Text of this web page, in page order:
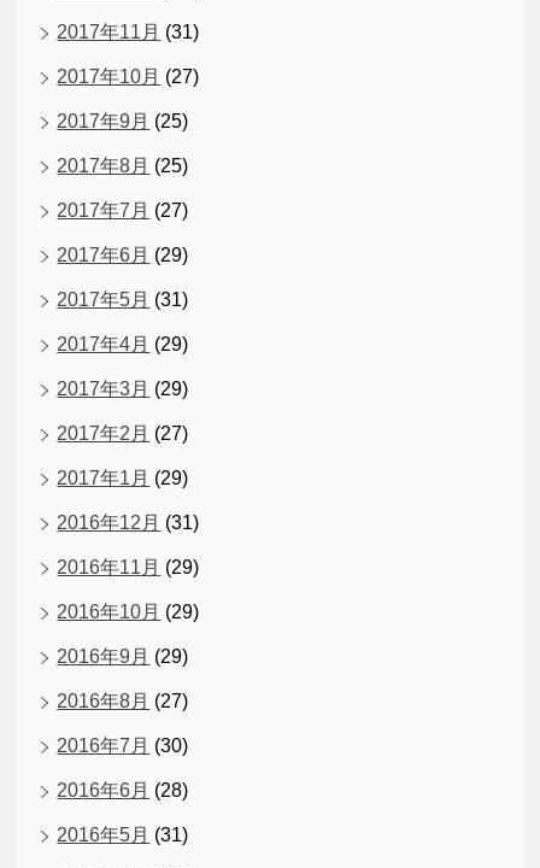
2017年11月 (31)
2017年10月 (27)
2017年9月 (25)
2017年8月 (25)
2017年7月 (27)
2017年6月 (29)
2017年5月 (31)
2017年4月 (29)
2017年3月 (29)
2017年2月 (27)
2017年1月 (29)
2016年12月 (31)
2016年11月 (29)
2016年10月 (29)
2016年9月 (29)
2016年8月 (27)
2016年7月 (30)
2016年6月 (28)
2016年5月 (31)